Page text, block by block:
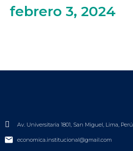
febrero 3, 2024
Av. Universitaria 1801, San Miguel, Lima, Perú
economica.institucional@gmail.com